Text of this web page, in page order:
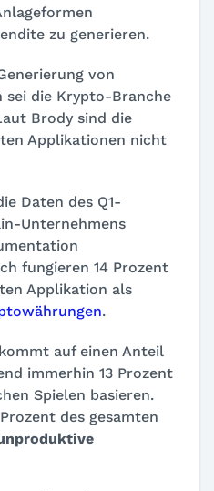
zu generieren.
von
sei die Krypto-Branche
Brody sind die
Applikationen nicht
Daten des Q1-
Unternehmens
fungieren 14 Prozent
Applikation als
.
auf einen Anteil
immerhin 13 Prozent
Spielen basieren.
des gesamten